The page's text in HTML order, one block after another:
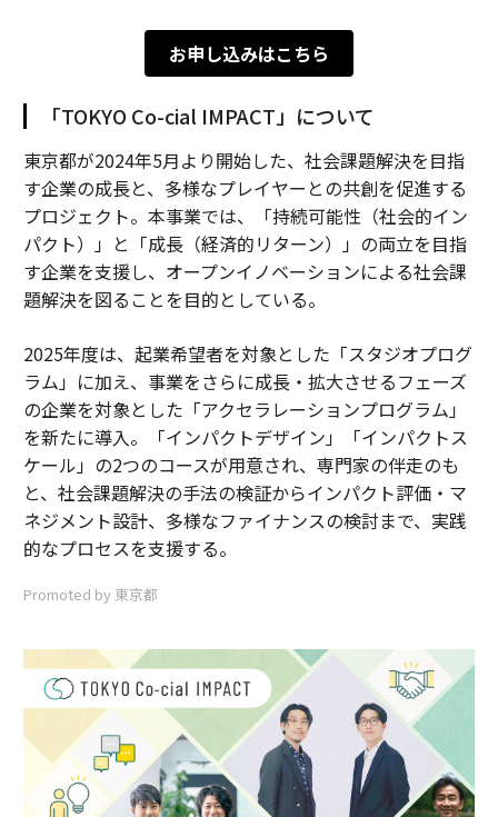
お申し込みはこちら
「TOKYO Co-cial IMPACT」について
東京都が2024年5月より開始した、社会課題解決を目指
す企業の成長と、多様なプレイヤーとの共創を促進する
プロジェクト。本事業では、「持続可能性（社会的イン
パクト）」と「成長（経済的リターン）」の両立を目指
す企業を支援し、オープンイノベーションによる社会課
題解決を図ることを目的としている。
2025年度は、起業希望者を対象とした「スタジオプログ
ラム」に加え、事業をさらに成長・拡大させるフェーズ
の企業を対象とした「アクセラレーションプログラム」
を新たに導入。「インパクトデザイン」「インパクトス
ケール」の2つのコースが用意され、専門家の伴走のも
と、社会課題解決の手法の検証からインパクト評価・マ
ネジメント設計、多様なファイナンスの検討まで、実践
的なプロセスを支援する。
Promoted by 東京都